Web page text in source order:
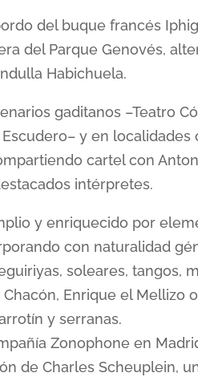
del buque francés
del Parque Genovés,
Habichuela.
gaditanos –Teatro
y en localidades
cartel con
intérpretes.
y enriquecido por
con naturalidad
soleares, tangos,
Enrique el Mellizo
y serranas.
Zonophone en
de Charles Scheuplein,